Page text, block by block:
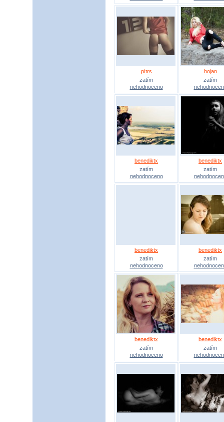
pítrs
zatím
nehodnoceno
hojan
zatím
benediktx
zatím
nehodnoceno
benediktx
zatím
benediktx
zatím
nehodnoceno
benediktx
zatím
benediktx
zatím
nehodnoceno
benediktx
zatím